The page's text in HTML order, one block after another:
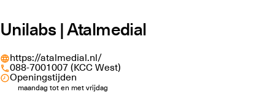
Unilabs | Atalmedial
https://atalmedial.nl/
088-7001007 (KCC West)
Openingstijden
maandag tot en met vrijdag